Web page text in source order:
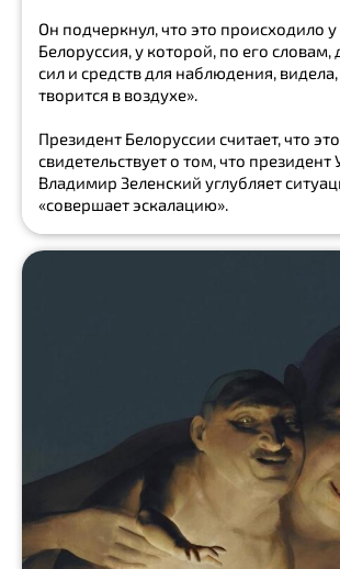
чрезвычайная
ситуация
проект
поправки
закон
Show
all
победа
Он подчеркнул, что это происходило у
Белоруссия, у которой, по его словам,
сил и средств для наблюдения, видела,
творится в воздухе».
Президент Белоруссии считает, что
свидетельствует о том, что президент
Владимир Зеленский углубляет
«совершает эскалацию».